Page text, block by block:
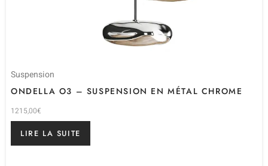
Suspension
ONDELLA O3 – SUSPENSION EN MÉTAL CHROME
1215,00€
LIRE LA SUITE